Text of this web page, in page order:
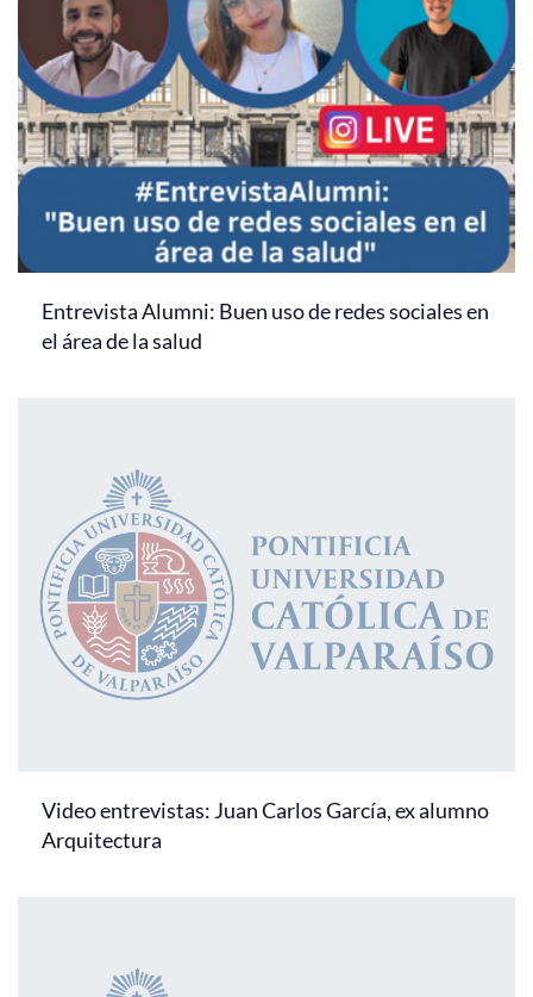
Entrevista Alumni: Buen uso de redes sociales en
el área de la salud
Video entrevistas: Juan Carlos García, ex alumno
Arquitectura